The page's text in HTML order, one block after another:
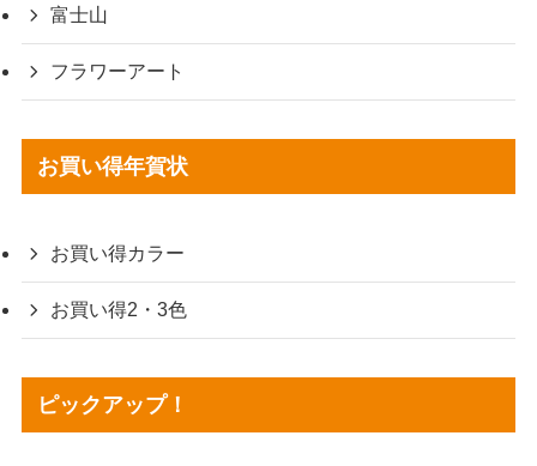
富士山
フラワーアート
お買い得年賀状
お買い得カラー
お買い得2・3色
ピックアップ！